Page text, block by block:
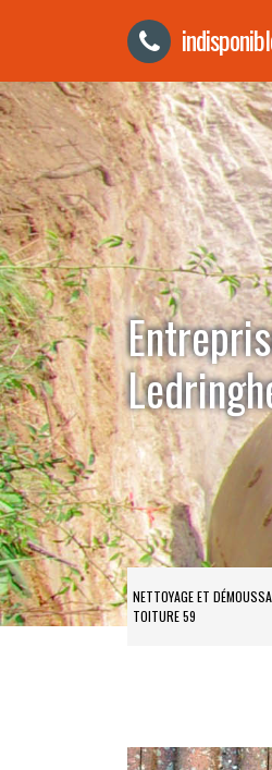
NETTOYAGE ET
TOITURE 59